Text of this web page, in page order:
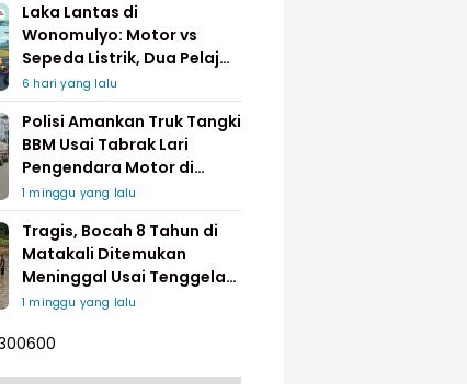
Laka Lantas di
Wonomulyo: Motor vs
Sepeda Listrik, Dua Pelajar
Dilarikan ke Rumah Sakit
6 hari yang lalu
Polisi Amankan Truk Tangki
BBM Usai Tabrak Lari
Pengendara Motor di
Matakali
1 minggu yang lalu
Tragis, Bocah 8 Tahun di
Matakali Ditemukan
Meninggal Usai Tenggelam
di Sungai
1 minggu yang lalu